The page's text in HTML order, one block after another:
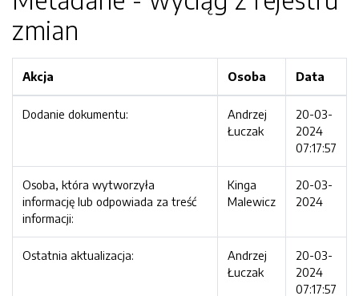
zmian
Akcja Osoba Data
Dodanie dokumentu:
Andrzej
Łuczak
20-03-
2024
07:17:57
Osoba, która wytworzyła
informację lub odpowiada za treść
informacji:
Kinga
Malewicz
20-03-
2024
Ostatnia aktualizacja:
Andrzej
Łuczak
20-03-
2024
07:17:57